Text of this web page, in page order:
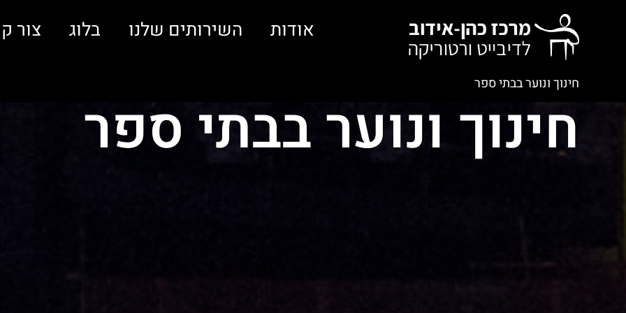
אודות השירותים שלנו בלוג צור
חינוך ונוער בבתי ספר
חינוך ונוער בבתי ספר